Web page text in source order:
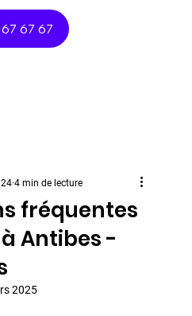
67 67
fréquentes
Antibes -
4 min de lecture
2025